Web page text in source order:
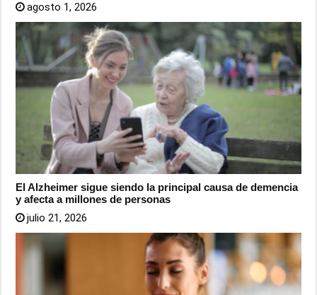
agosto 1, 2026
El Alzheimer sigue siendo la principal causa de demencia
y afecta a millones de personas
julio 21, 2026